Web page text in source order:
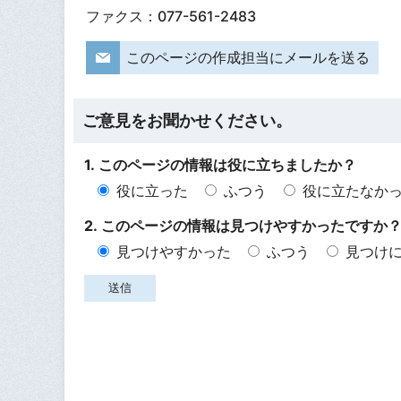
ファクス：077-561-2483
このページの作成担当にメールを送る
ご意見をお聞かせください。
1. このページの情報は役に立ちましたか？
役に立った
ふつう
役に立たなか
2. このページの情報は見つけやすかったですか？
見つけやすかった
ふつう 見つけ